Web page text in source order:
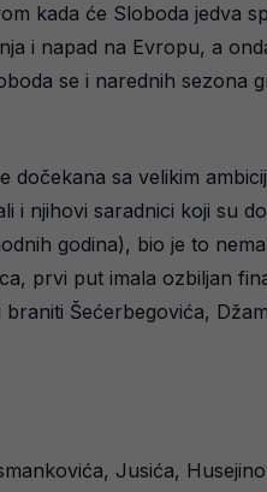
kada će Sloboda jedva
i napad na Evropu, a
se i narednih sezona
sa velikim
i njihovi saradnici koji su
godina), bio je to
prvi put imala ozbiljan
Šećerbegovića,
Jusića,